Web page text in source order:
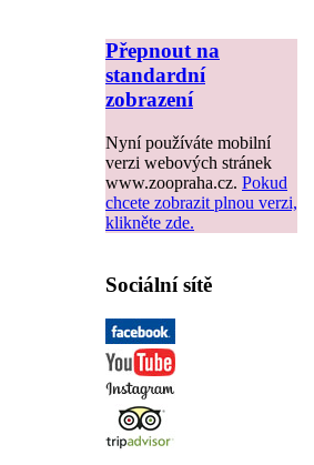
Přepnout na
standardní
zobrazení
Nyní používáte mobilní
verzi webových stránek
www.zoopraha.cz. Pokud
chcete zobrazit plnou verzi,
klikněte zde.
Sociální sítě